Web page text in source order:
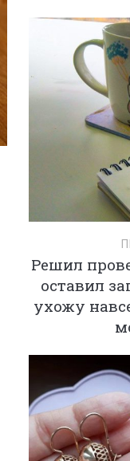
Решил
оставил
ухожу